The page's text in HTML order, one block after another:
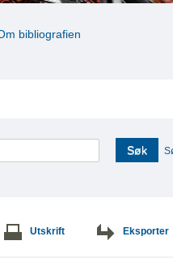
bibliografien
Søk
Utskrift Eksporter